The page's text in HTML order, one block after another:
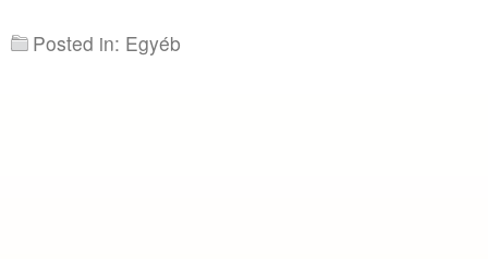
Posted in: Egyéb